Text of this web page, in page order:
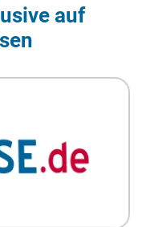
auf